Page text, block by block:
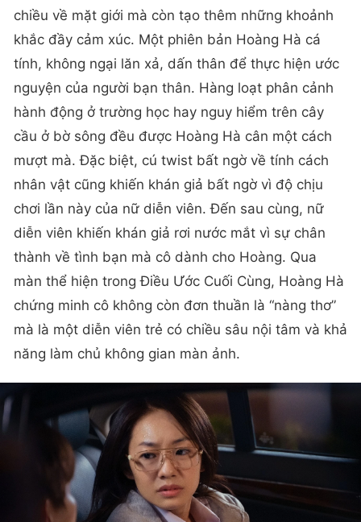
chiều về mặt giới mà còn tạo thêm những khoảnh
khắc đầy cảm xúc. Một phiên bản Hoàng Hà cá
tính, không ngại lăn xả, dấn thân để thực hiện ước
nguyện của người bạn thân. Hàng loạt phân cảnh
hành động ở trường học hay nguy hiểm trên cây
cầu ở bờ sông đều được Hoàng Hà cân một cách
mượt mà. Đặc biệt, cú twist bất ngờ về tính cách
nhân vật cũng khiến khán giả bất ngờ vì độ chịu
chơi lần này của nữ diễn viên. Đến sau cùng, nữ
diễn viên khiến khán giả rơi nước mắt vì sự chân
thành về tình bạn mà cô dành cho Hoàng. Qua
màn thể hiện trong Điều Ước Cuối Cùng, Hoàng Hà
chứng minh cô không còn đơn thuần là “nàng thơ”
mà là một diễn viên trẻ có chiều sâu nội tâm và khả
năng làm chủ không gian màn ảnh.